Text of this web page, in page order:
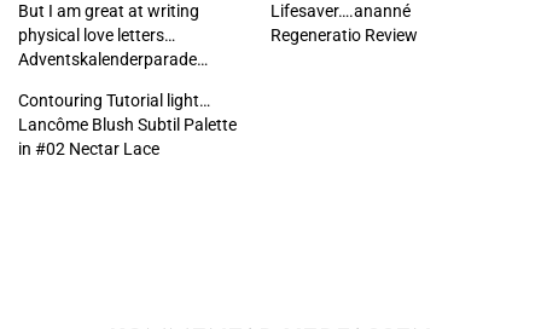
But I am great at writing
physical love letters…
Adventskalenderparade…
Lifesaver….ananné
Regeneratio Review
Contouring Tutorial light…
Lancôme Blush Subtil Palette
in #02 Nectar Lace